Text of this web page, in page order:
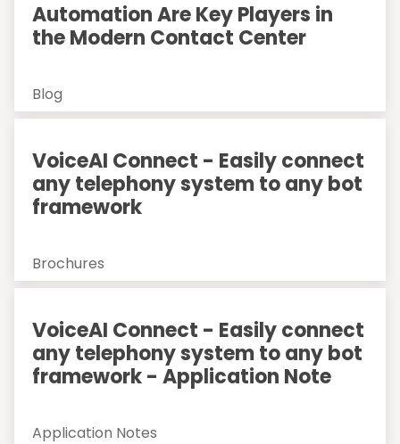
Automation Are Key Players in
the Modern Contact Center
Blog
VoiceAI Connect - Easily connect
any telephony system to any bot
framework
Brochures
VoiceAI Connect - Easily connect
any telephony system to any bot
framework - Application Note
Application Notes